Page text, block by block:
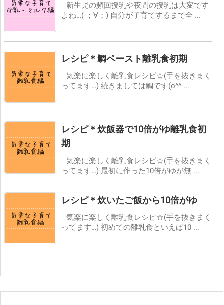
新生児の頻回授乳や夜間の授乳は大変です
よね…( ；∀；) 自分が子育てするまで全 ...
レシピ＊鯛ペースト離乳食初期
気楽に楽しく離乳食レシピ☆(手を抜きまく
ってます…) 続きましては鯛です(o^^ ...
レシピ＊炊飯器で10倍がゆ離乳食初
期
気楽に楽しく離乳食レシピ☆(手を抜きまく
ってます…) 最初に作った10倍がゆが無 ...
レシピ＊炊いたご飯から10倍がゆ
気楽に楽しく離乳食レシピ☆(手を抜きまく
ってます…) 初めての離乳食といえば10 ...